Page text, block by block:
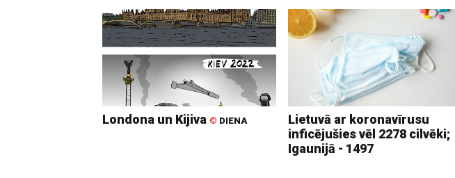
Londona un Kijiva © DIENA
Lietuvā ar koronavīrusu
inficējušies vēl 2278 cilvēki;
Igaunijā - 1497